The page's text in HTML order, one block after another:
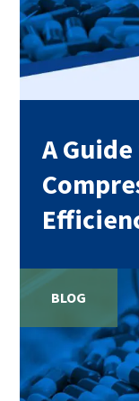
A
BLOG